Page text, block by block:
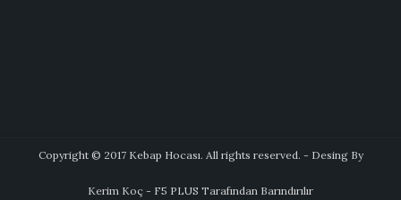
Copyright © 2017 Kebap Hocası. All rights reserved. - Desing By
Kerim Koç - F5 PLUS Tarafından Barındırılır